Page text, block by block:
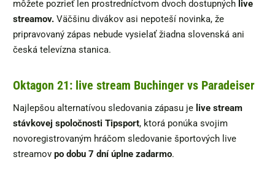
môžete pozrieť len prostredníctvom dvoch dostupných live
streamov. Väčšinu divákov asi nepoteší novinka, že
pripravovaný zápas nebude vysielať žiadna slovenská ani
česká televízna stanica.
Oktagon 21: live stream Buchinger vs Paradeiser
Najlepšou alternatívou sledovania zápasu je live stream
stávkovej spoločnosti Tipsport, ktorá ponúka svojim
novoregistrovaným hráčom sledovanie športových live
streamov po dobu 7 dní úplne zadarmo.